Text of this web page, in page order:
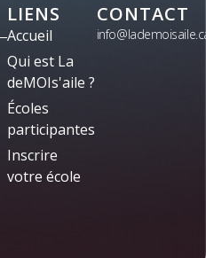
LIENS
Accueil
Qui est La
deMOIs'aile ?
Écoles
participantes
Inscrire
votre école
CONTACT